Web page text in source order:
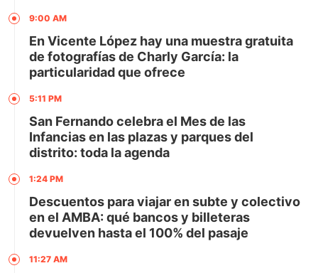
9:00 AM
En Vicente López hay una muestra gratuita
de fotografías de Charly García: la
particularidad que ofrece
5:11 PM
San Fernando celebra el Mes de las
Infancias en las plazas y parques del
distrito: toda la agenda
1:24 PM
Descuentos para viajar en subte y colectivo
en el AMBA: qué bancos y billeteras
devuelven hasta el 100% del pasaje
11:27 AM